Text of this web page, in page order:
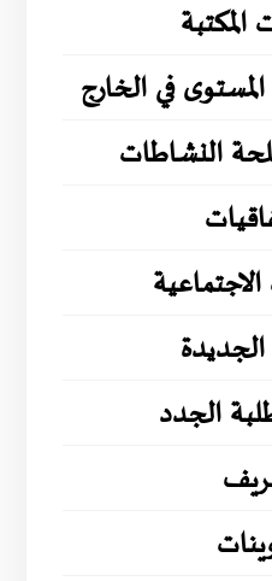
المكتبة
في الخارج
النشاطات
الجدد